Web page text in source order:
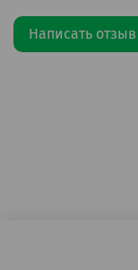
Написать отзыв